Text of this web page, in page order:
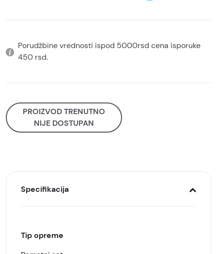
Porudžbine vrednosti ispod 5000rsd cena isporuke
450 rsd.
PROIZVOD TRENUTNO
NIJE DOSTUPAN
Specifikacija
Tip opreme